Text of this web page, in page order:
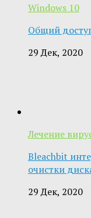
Windows 10
Общий
29 Дек, 2020
Лечение
Bleachbit
очистки
29 Дек, 2020